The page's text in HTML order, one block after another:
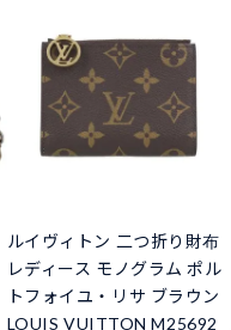
ルイヴィトン 二つ折り財布
レディース モノグラム ポル
トフォイユ・リサ ブラウン
LOUIS VUITTON M25692